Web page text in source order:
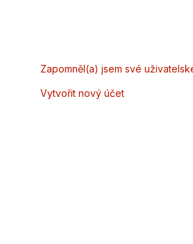
Zapomněl(a) jsem své
Vytvořit nový účet